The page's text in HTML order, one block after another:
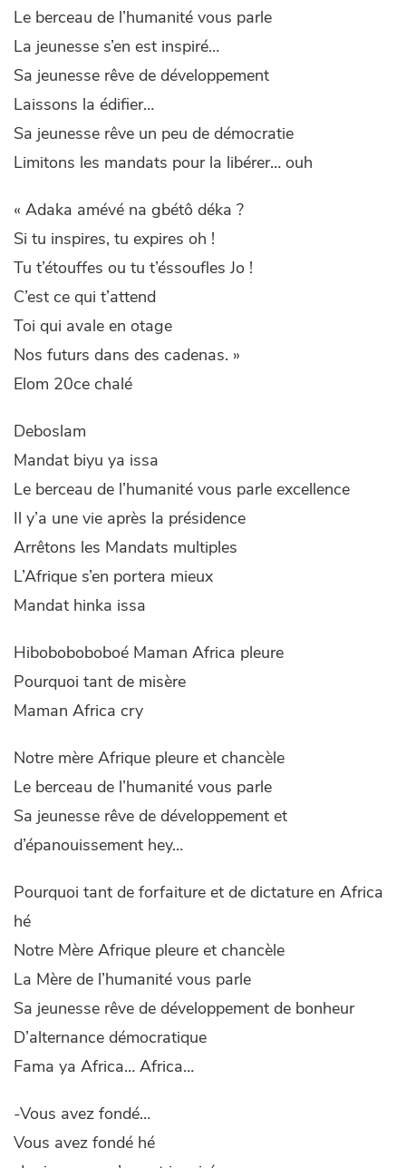
Le berceau de l’humanité vous parle
La jeunesse s’en est inspiré…
Sa jeunesse rêve de développement
Laissons la édifier…
Sa jeunesse rêve un peu de démocratie
Limitons les mandats pour la libérer… ouh
« Adaka amévé na gbétô déka ?
Si tu inspires, tu expires oh !
Tu t’étouffes ou tu t’éssoufles Jo !
C’est ce qui t’attend
Toi qui avale en otage
Nos futurs dans des cadenas. »
Elom 20ce chalé
Deboslam
Mandat biyu ya issa
Le berceau de l’humanité vous parle excellence
Il y’a une vie après la présidence
Arrêtons les Mandats multiples
L’Afrique s’en portera mieux
Mandat hinka issa
Hiboboboboboé Maman Africa pleure
Pourquoi tant de misère
Maman Africa cry
Notre mère Afrique pleure et chancèle
Le berceau de l’humanité vous parle
Sa jeunesse rêve de développement et
d’épanouissement hey…
Pourquoi tant de forfaiture et de dictature en Africa
hé
Notre Mère Afrique pleure et chancèle
La Mère de l’humanité vous parle
Sa jeunesse rêve de développement de bonheur
D’alternance démocratique
Fama ya Africa… Africa…
-Vous avez fondé…
Vous avez fondé hé